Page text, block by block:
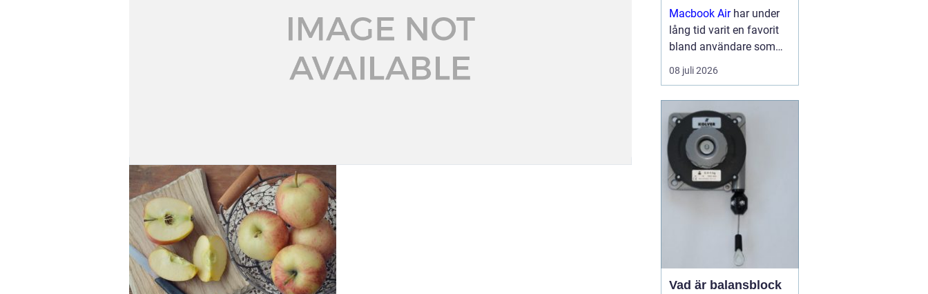
Macbook Airhar under
lång tid varit en favorit
bland användare som
vill ha en lätt, smidig och
samtidigt kraftfull dator
kreativitet. Med apples
egna chip har serien
tagit...
08 juli 2026
Vad är balansblock